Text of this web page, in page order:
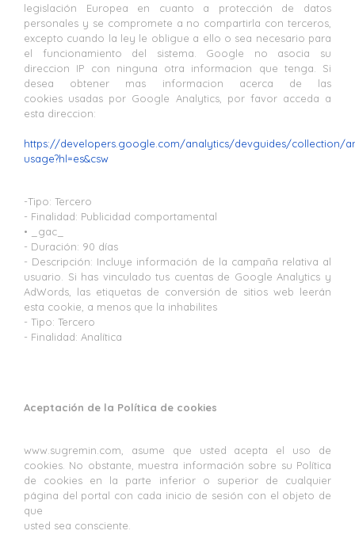
legislación Europea en cuanto a protección de datos
personales y se compromete a no compartirla con terceros,
excepto cuando la ley le obligue a ello o sea necesario para
el funcionamiento del sistema. Google no asocia su
direccion IP con ninguna otra informacion que tenga. Si
desea obtener mas informacion acerca de las
cookies usadas por Google Analytics, por favor acceda a
esta direccion:
https://developers.google.com/analytics/devguides/collection/
usage?hl=es&csw
-Tipo: Tercero
- Finalidad: Publicidad comportamental
• _gac_
- Duración: 90 días
- Descripción: Incluye información de la campaña relativa al
usuario. Si has vinculado tus cuentas de Google Analytics y
AdWords, las etiquetas de conversión de sitios web leerán
esta cookie, a menos que la inhabilites
- Tipo: Tercero
- Finalidad: Analítica
Aceptación de la Política de cookies
www.sugremin.com, asume que usted acepta el uso de
cookies. No obstante, muestra información sobre su Política
de cookies en la parte inferior o superior de cualquier
página del portal con cada inicio de sesión con el objeto de
que
usted sea consciente.